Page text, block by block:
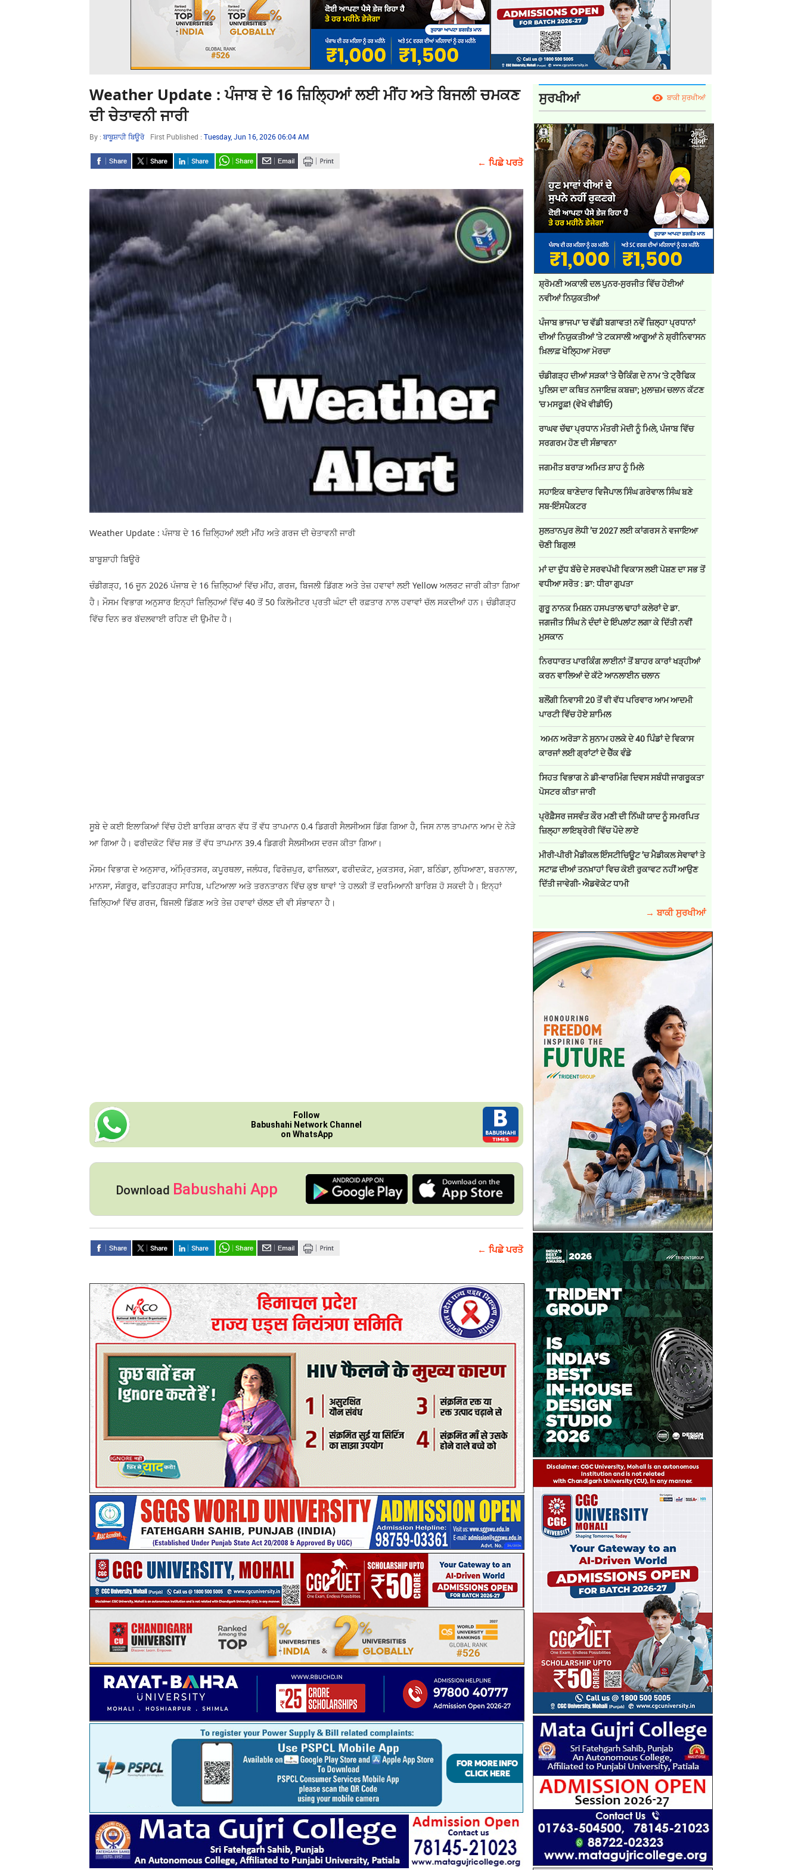
Weather Update : ਪੰਜਾਬ ਦੇ 16 ਜ਼ਿਲ੍ਹਿਆਂ ਲਈ ਮੀਂਹ ਅਤੇ ਬਿਜਲੀ ਚਮਕਣ
ਦੀ ਚੇਤਾਵਨੀ ਜਾਰੀ
By : ਬਾਬੂਸ਼ਾਹੀ ਬਿਊਰੋ First Published : Tuesday, Jun 16, 2026 06:04 AM
← ਪਿਛੇ ਪਰਤੋ
Weather Update : ਪੰਜਾਬ ਦੇ 16 ਜ਼ਿਲ੍ਹਿਆਂ ਲਈ ਮੀਂਹ ਅਤੇ ਗਰਜ ਦੀ ਚੇਤਾਵਨੀ ਜਾਰੀ
ਬਾਬੂਸ਼ਾਹੀ ਬਿਊਰੋ
ਚੰਡੀਗੜ੍ਹ, 16 ਜੂਨ 2026 ਪੰਜਾਬ ਦੇ 16 ਜ਼ਿਲ੍ਹਿਆਂ ਵਿੱਚ ਮੀਂਹ, ਗਰਜ, ਬਿਜਲੀ ਡਿੱਗਣ ਅਤੇ ਤੇਜ਼ ਹਵਾਵਾਂ ਲਈ Yellow ਅਲਰਟ ਜਾਰੀ ਕੀਤਾ ਗਿਆ
ਹੈ। ਮੌਸਮ ਵਿਭਾਗ ਅਨੁਸਾਰ ਇਨ੍ਹਾਂ ਜ਼ਿਲ੍ਹਿਆਂ ਵਿੱਚ 40 ਤੋਂ 50 ਕਿਲੋਮੀਟਰ ਪ੍ਰਤੀ ਘੰਟਾ ਦੀ ਰਫ਼ਤਾਰ ਨਾਲ ਹਵਾਵਾਂ ਚੱਲ ਸਕਦੀਆਂ ਹਨ। ਚੰਡੀਗੜ੍ਹ
ਵਿੱਚ ਦਿਨ ਭਰ ਬੱਦਲਵਾਈ ਰਹਿਣ ਦੀ ਉਮੀਦ ਹੈ।
ਸੂਬੇ ਦੇ ਕਈ ਇਲਾਕਿਆਂ ਵਿੱਚ ਹੋਈ ਬਾਰਿਸ਼ ਕਾਰਨ ਵੱਧ ਤੋਂ ਵੱਧ ਤਾਪਮਾਨ 0.4 ਡਿਗਰੀ ਸੈਲਸੀਅਸ ਡਿੱਗ ਗਿਆ ਹੈ, ਜਿਸ ਨਾਲ ਤਾਪਮਾਨ ਆਮ ਦੇ ਨੇੜੇ
ਆ ਗਿਆ ਹੈ। ਫਰੀਦਕੋਟ ਵਿੱਚ ਸਭ ਤੋਂ ਵੱਧ ਤਾਪਮਾਨ 39.4 ਡਿਗਰੀ ਸੈਲਸੀਅਸ ਦਰਜ ਕੀਤਾ ਗਿਆ।
ਮੌਸਮ ਵਿਭਾਗ ਦੇ ਅਨੁਸਾਰ, ਅੰਮ੍ਰਿਤਸਰ, ਕਪੂਰਥਲਾ, ਜਲੰਧਰ, ਫਿਰੋਜ਼ਪੁਰ, ਫਾਜ਼ਿਲਕਾ, ਫਰੀਦਕੋਟ, ਮੁਕਤਸਰ, ਮੋਗਾ, ਬਠਿੰਡਾ, ਲੁਧਿਆਣਾ, ਬਰਨਾਲਾ,
ਮਾਨਸਾ, ਸੰਗਰੂਰ, ਫਤਿਹਗੜ੍ਹ ਸਾਹਿਬ, ਪਟਿਆਲਾ ਅਤੇ ਤਰਨਤਾਰਨ ਵਿੱਚ ਕੁਝ ਥਾਵਾਂ 'ਤੇ ਹਲਕੀ ਤੋਂ ਦਰਮਿਆਨੀ ਬਾਰਿਸ਼ ਹੋ ਸਕਦੀ ਹੈ। ਇਨ੍ਹਾਂ
ਜ਼ਿਲ੍ਹਿਆਂ ਵਿੱਚ ਗਰਜ, ਬਿਜਲੀ ਡਿੱਗਣ ਅਤੇ ਤੇਜ਼ ਹਵਾਵਾਂ ਚੱਲਣ ਦੀ ਵੀ ਸੰਭਾਵਨਾ ਹੈ।
Follow
Babushahi Network Channel
on WhatsApp
Download Babushahi App
← ਪਿਛੇ ਪਰਤੋ
ਸੁਰਖੀਆਂ ਬਾਕੀ ਸੁਰਖੀਆਂ
ਸ਼੍ਰੋਮਣੀ ਅਕਾਲੀ ਦਲ ਪੁਨਰ-ਸੁਰਜੀਤ ਵਿੱਚ ਹੋਈਆਂ
ਨਵੀਆਂ ਨਿਯੁਕਤੀਆਂ
ਪੰਜਾਬ ਭਾਜਪਾ 'ਚ ਵੱਡੀ ਬਗਾਵਤ! ਨਵੇਂ ਜ਼ਿਲ੍ਹਾ ਪ੍ਰਧਾਨਾਂ
ਦੀਆਂ ਨਿਯੁਕਤੀਆਂ 'ਤੇ ਟਕਸਾਲੀ ਆਗੂਆਂ ਨੇ ਸ਼੍ਰੀਨਿਵਾਸਨ
ਖ਼ਿਲਾਫ਼ ਖੋਲ੍ਹਿਆ ਮੋਰਚਾ
ਚੰਡੀਗੜ੍ਹ ਦੀਆਂ ਸੜਕਾਂ 'ਤੇ ਚੈਕਿੰਗ ਦੇ ਨਾਮ 'ਤੇ ਟ੍ਰੈਫਿਕ
ਪੁਲਿਸ ਦਾ ਕਥਿਤ ਨਜਾਇਜ਼ ਕਬਜ਼ਾ; ਮੁਲਾਜ਼ਮ ਚਲਾਨ ਕੱਟਣ
'ਚ ਮਸਰੂਫ਼! (ਵੇਖੋ ਵੀਡੀਓ)
ਰਾਘਵ ਚੱਢਾ ਪ੍ਰਧਾਨ ਮੰਤਰੀ ਮੋਦੀ ਨੂੰ ਮਿਲੇ, ਪੰਜਾਬ ਵਿੱਚ
ਸਰਗਰਮ ਹੋਣ ਦੀ ਸੰਭਾਵਨਾ
ਜਗਮੀਤ ਬਰਾੜ ਅਮਿਤ ਸ਼ਾਹ ਨੂੰ ਮਿਲੇ
ਸਹਾਇਕ ਥਾਣੇਦਾਰ ਵਿਜੈਪਾਲ ਸਿੰਘ ਗਰੇਵਾਲ ਸਿੰਘ ਬਣੇ
ਸਬ-ਇੰਸਪੈਕਟਰ
ਸੁਲਤਾਨਪੁਰ ਲੋਧੀ ’ਚ 2027 ਲਈ ਕਾਂਗਰਸ ਨੇ ਵਜਾਇਆ
ਚੋਣੀ ਬਿਗੁਲ!
ਮਾਂ ਦਾ ਦੁੱਧ ਬੱਚੇ ਦੇ ਸਰਵਪੱਖੀ ਵਿਕਾਸ ਲਈ ਪੋਸ਼ਣ ਦਾ ਸਭ ਤੋਂ
ਵਧੀਆ ਸਰੋਤ : ਡਾ: ਧੀਰਾ ਗੁਪਤਾ
ਗੁਰੂ ਨਾਨਕ ਮਿਸ਼ਨ ਹਸਪਤਾਲ ਢਾਹਾਂ ਕਲੇਰਾਂ ਦੇ ਡਾ.
ਜਗਜੀਤ ਸਿੰਘ ਨੇ ਦੰਦਾਂ ਦੇ ਇੰਪਲਾਂਟ ਲਗਾ ਕੇ ਦਿੱਤੀ ਨਵੀਂ
ਮੁਸਕਾਨ
ਨਿਰਧਾਰਤ ਪਾਰਕਿੰਗ ਲਾਈਨਾਂ ਤੋਂ ਬਾਹਰ ਕਾਰਾਂ ਖੜ੍ਹੀਆਂ
ਕਰਨ ਵਾਲਿਆਂ ਦੇ ਕੱਟੇ ਆਨਲਾਈਨ ਚਲਾਨ
ਬਲੌਂਗੀ ਨਿਵਾਸੀ 20 ਤੋਂ ਵੀ ਵੱਧ ਪਰਿਵਾਰ ਆਮ ਆਦਮੀ
ਪਾਰਟੀ ਵਿੱਚ ਹੋਏ ਸ਼ਾਮਿਲ
ਅਮਨ ਅਰੋੜਾ ਨੇ ਸੁਨਾਮ ਹਲਕੇ ਦੇ 40 ਪਿੰਡਾਂ ਦੇ ਵਿਕਾਸ
ਕਾਰਜਾਂ ਲਈ ਗ੍ਰਾਂਟਾਂ ਦੇ ਚੈੱਕ ਵੰਡੇ
ਸਿਹਤ ਵਿਭਾਗ ਨੇ ਡੀ-ਵਾਰਮਿੰਗ ਦਿਵਸ ਸਬੰਧੀ ਜਾਗਰੂਕਤਾ
ਪੋਸਟਰ ਕੀਤਾ ਜਾਰੀ
ਪ੍ਰੋਫ਼ੈਸਰ ਜਸਵੰਤ ਕੌਰ ਮਣੀ ਦੀ ਨਿੱਘੀ ਯਾਦ ਨੂੰ ਸਮਰਪਿਤ
ਜ਼ਿਲ੍ਹਾ ਲਾਇਬ੍ਰੇਰੀ ਵਿੱਚ ਪੌਦੇ ਲਾਏ
ਮੀਰੀ-ਪੀਰੀ ਮੈਡੀਕਲ ਇੰਸਟੀਚਿਊਟ ’ਚ ਮੈਡੀਕਲ ਸੇਵਾਵਾਂ ਤੇ
ਸਟਾਫ਼ ਦੀਆਂ ਤਨਖ਼ਾਹਾਂ ਵਿਚ ਕੋਈ ਰੁਕਾਵਟ ਨਹੀਂ ਆਉਣ
ਦਿੱਤੀ ਜਾਵੇਗੀ- ਐਡਵੋਕੇਟ ਧਾਮੀ
→ ਬਾਕੀ ਸੁਰਖੀਆਂ